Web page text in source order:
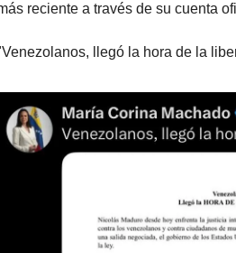
reciente a través de su cuenta
llegó la hora de la